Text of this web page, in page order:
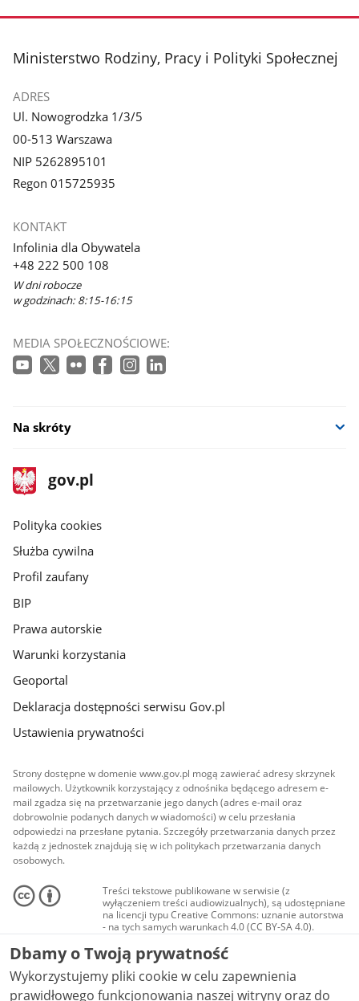
stopka
Ministerstwo Rodziny, Pracy i Polityki Społecznej
ADRES
Ul. Nowogrodzka 1/3/5
00-513 Warszawa
NIP 5262895101
Regon 015725935
KONTAKT
Infolinia dla Obywatela
+48 222 500 108
W dni robocze
w godzinach: 8:15-16:15
MEDIA SPOŁECZNOŚCIOWE:
Na skróty
stopka
gov.pl
Strona
gov.pl
gov.pl
Polityka cookies
Służba cywilna
Profil zaufany
BIP
Prawa autorskie
Warunki korzystania
Geoportal
Deklaracja dostępności serwisu Gov.pl
Ustawienia prywatności
Strony dostępne w domenie www.gov.pl mogą zawierać adresy skrzynek
mailowych. Użytkownik korzystający z odnośnika będącego adresem e-
mail zgadza się na przetwarzanie jego danych (adres e-mail oraz
dobrowolnie podanych danych w wiadomości) w celu przesłania
odpowiedzi na przesłane pytania. Szczegóły przetwarzania danych przez
każdą z jednostek znajdują się w ich politykach przetwarzania danych
osobowych.
Treści tekstowe publikowane w serwisie (z
wyłączeniem treści audiowizualnych), są udostępniane
na licencji typu Creative Commons: uznanie autorstwa
- na tych samych warunkach 4.0 (CC BY-SA 4.0).
Materiały audiowizualne, w tym zdjęcia, materiały
audio i wideo, są udostępniane na licencji typu
Creative Commons: uznanie autorstwa użycie
niekomercyjne - bez utworów zależnych 4.0 (CC BY-
NC-ND 4.0), o ile nie jest to stwierdzone inaczej.
Dbamy o Twoją prywatność
Wykorzystujemy pliki cookie w celu zapewnienia
prawidłowego funkcjonowania naszej witryny oraz do